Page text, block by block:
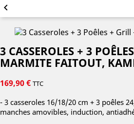

3 CASSEROLES + 3
MARMITE FAITOUT,
169,90 € TTC
- 3 casseroles 16/18/20 cm + 3 poêles
manches amovibles, induction,